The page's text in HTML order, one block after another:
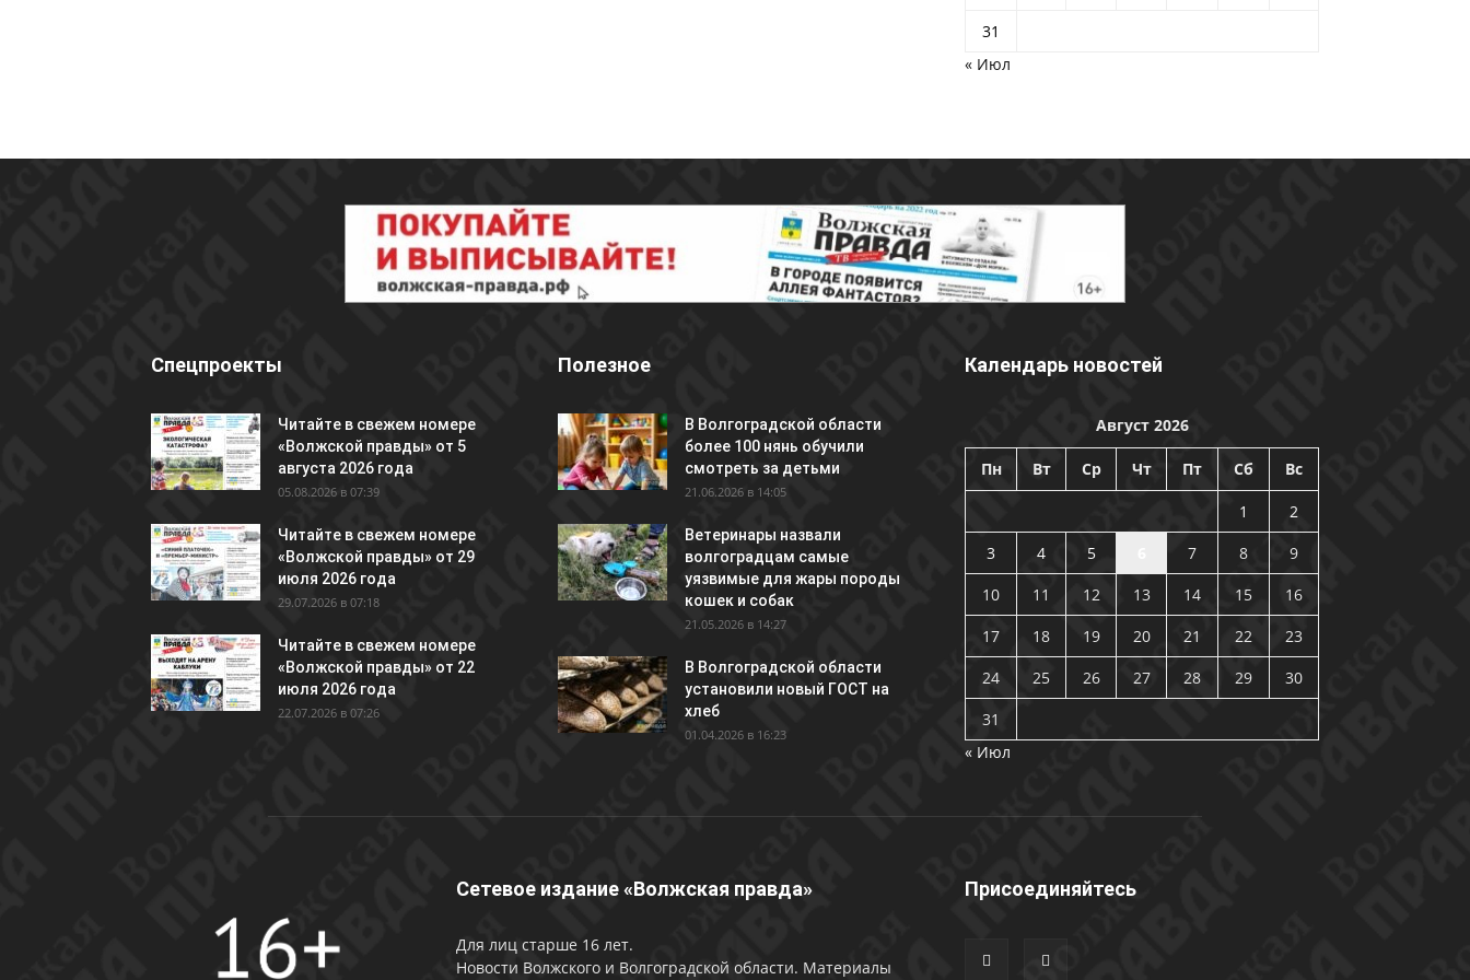
31
« Июл
Спецпроекты
Читайте в свежем номере
«Волжской правды» от 5
августа 2026 года
05.08.2026 в 07:39
Читайте в свежем номере
«Волжской правды» от 29
июля 2026 года
29.07.2026 в 07:18
Читайте в свежем номере
«Волжской правды» от 22
июля 2026 года
22.07.2026 в 07:26
Полезное
В Волгоградской области
более 100 нянь обучили
смотреть за детьми
21.06.2026 в 14:05
Ветеринары назвали
волгоградцам самые
уязвимые для жары породы
кошек и собак
21.05.2026 в 14:27
В Волгоградской области
установили новый ГОСТ на
хлеб
01.04.2026 в 16:23
Календарь новостей
Август 2026
Пн Вт Ср Чт Пт Сб Вс
1
2
3
4 5 7 8
9
10
11 12 13 14 15
16
17
18 19 20 21 22
23
24
25 26 27 28 29
30
31
« Июл
Сетевое издание «Волжская правда»
Для лиц старше 16 лет.
Новости Волжского и Волгоградской области. Материалы
Присоединяйтесь